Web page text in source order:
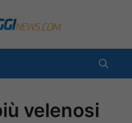
velenosi